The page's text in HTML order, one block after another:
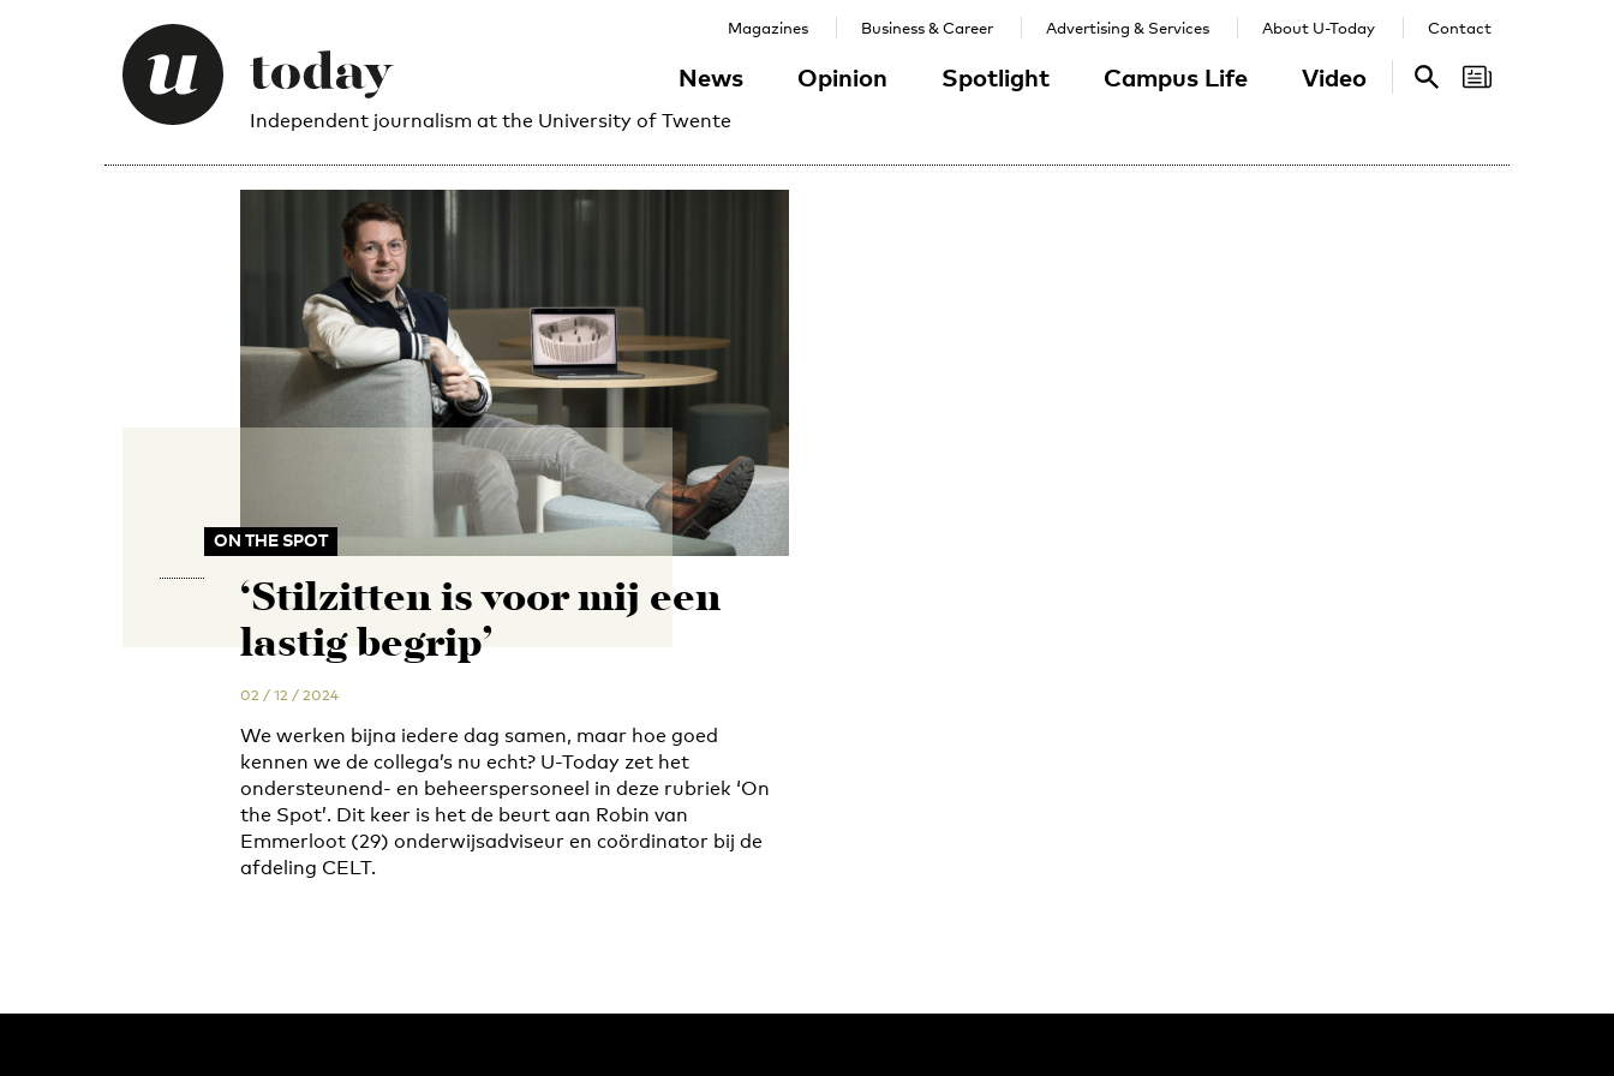
Independent journalism at the University of Twente
News Opinion Spotlight Campus Life Video
Magazines Business & Career Advertising & Services About U-Today Contact
Search
ON THE SPOT
‘Stilzitten is voor mij een
lastig begrip’
02 / 12 / 2024
We werken bijna iedere dag samen, maar hoe goed
kennen we de collega’s nu echt? U-Today zet het
ondersteunend- en beheerspersoneel in deze rubriek ‘On
the Spot’. Dit keer is het de beurt aan Robin van
Emmerloot (29) onderwijsadviseur en coördinator bij de
afdeling CELT.